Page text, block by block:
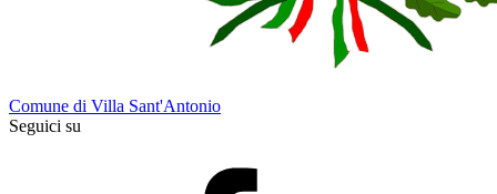
Comune di Villa Sant'Antonio
Seguici su